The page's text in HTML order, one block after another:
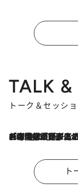
TALK &
トーク＆セッシ
2026.8.3
「今後値上げがあるとすれば…」「リスクがあるのは今年の冬」エネルギー専門家が語る、ホルムズ海峡封鎖が家庭にもたらす“ある心配”
ト